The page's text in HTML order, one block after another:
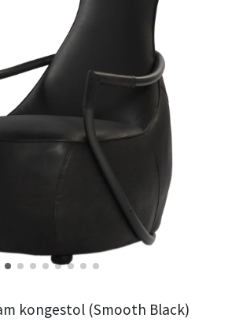
kongestol (Smooth Black)